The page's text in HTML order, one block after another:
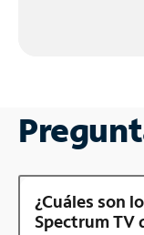
¿Cuáles son
Spectrum TV